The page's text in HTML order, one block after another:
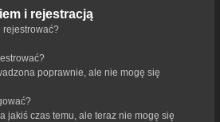
i rejestracją
rejestrować?
poprawnie, ale nie mogę się
jakiś czas temu, ale teraz nie mogę się